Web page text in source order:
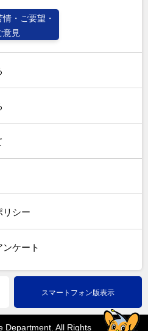
情・ご要望・
意見
リシー
ケート
スマートフォン版表示
Department. All Rights